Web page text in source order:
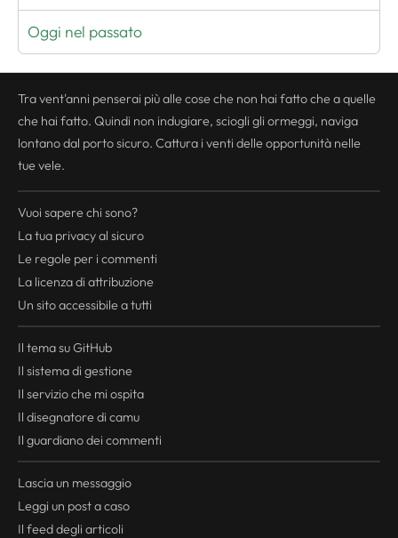
Oggi nel passato
Tra vent'anni penserai più alle cose che non hai fatto che a quelle
che hai fatto. Quindi non indugiare, sciogli gli ormeggi, naviga
lontano dal porto sicuro. Cattura i venti delle opportunità nelle
tue vele.
Vuoi sapere chi sono?
La tua privacyal sicuro
Le regole per i commenti
La licenza di attribuzione
Un sito accessibile a tutti
Il tema su GitHub
Il sistema di gestione
Il servizio che mi ospita
Il disegnatore di camu
Il guardiano dei commenti
Lascia un messaggio
Leggi un post a caso
Il feeddegli articoli